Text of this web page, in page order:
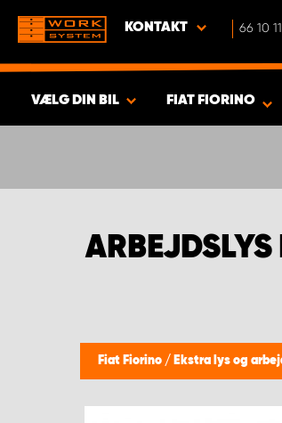
KONTAKT 66 10
VÆLG DIN BIL FIAT FIORINO
Fiat Fiorino / Ekstra lys og